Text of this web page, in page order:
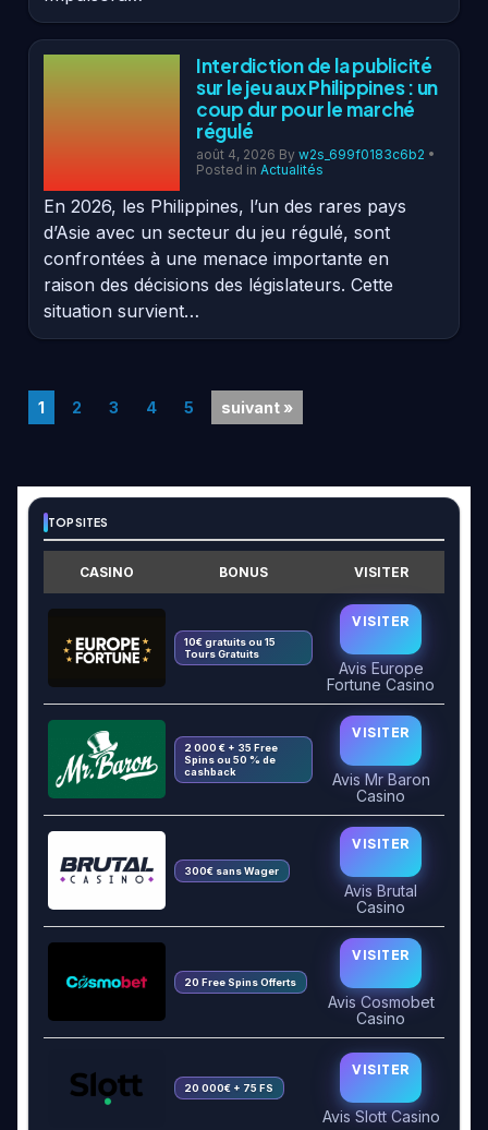
Interdiction de la publicité
sur le jeu aux Philippines : un
coup dur pour le marché
régulé
août 4, 2026 By w2s_699f0183c6b2 •
Posted in Actualités
En 2026, les Philippines, l’un des rares pays
d’Asie avec un secteur du jeu régulé, sont
confrontées à une menace importante en
raison des décisions des législateurs. Cette
situation survient…
1 2 3 4 5 suivant »
TOP SITES
CASINO BONUS VISITER
10€ gratuits ou 15
Tours Gratuits
VISITER
Avis Europe
Fortune Casino
2 000 € + 35 Free
Spins ou 50 % de
cashback
VISITER
Avis Mr Baron
Casino
300€ sans Wager
VISITER
Avis Brutal
Casino
20 Free Spins Offerts
VISITER
Avis Cosmobet
Casino
20 000€ + 75 FS
VISITER
Avis Slott Casino